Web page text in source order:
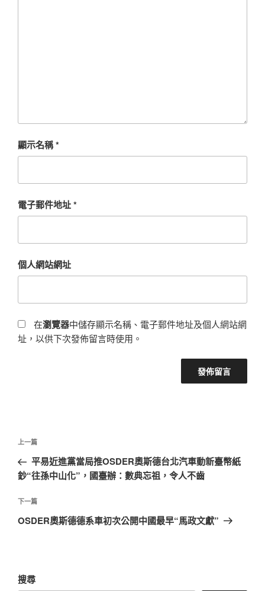
顯示名稱*
電子郵件地址*
個人網站網址
在瀏覽器中儲存顯示名稱、電子郵件地址及個人網站網
址，以供下次發佈留言時使用。
文
導
覽
上
一
篇
章
上一篇
平易近進黨當局推OSDER奧斯德台北汽車動新臺幣紙
鈔“往孫中山化”，國臺辦：數典忘祖，令人不齒
下
一
下一篇
OSDER奧斯德德系車初次公開中國最早“馬政文獻”
搜尋